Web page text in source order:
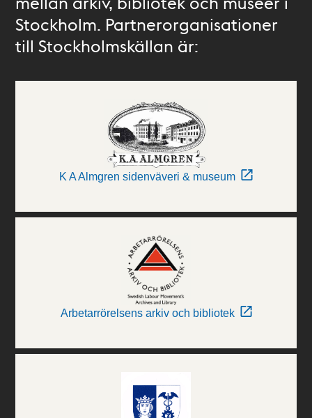
Stockholm. Partnerorganisationer
till Stockholmskällan är:
K A Almgren sidenväveri & museum
Arbetarrörelsens arkiv och bibliotek